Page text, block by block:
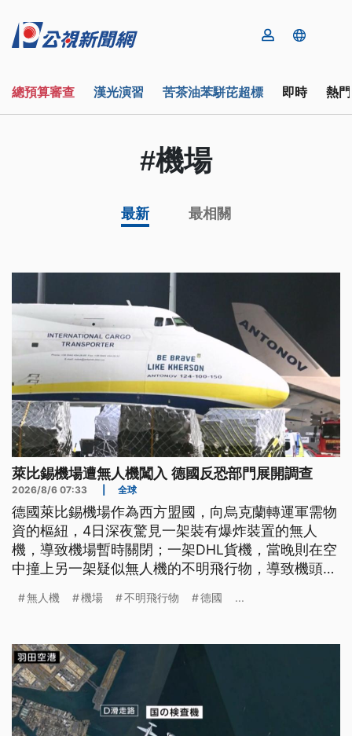
總預算審查 漢光演習 苦茶油苯駢芘超標 即時 熱
#機場
最新 最相關
萊比錫機場遭無人機闖入 德國反恐部門展開調查
2026/8/6 07:33 全球
德國萊比錫機場作為西方盟國，向烏克蘭轉運軍需物
資的樞紐，4日深夜驚見一架裝有爆炸裝置的無人
機，導致機場暫時關閉；一架DHL貨機，當晚則在空
中撞上另一架疑似無人機的不明飛行物，導致機頭受
混合式攻擊，烏克蘭更直指事件幕後黑手，疑似為俄
無人機 機場 不明飛行物 德國 ...